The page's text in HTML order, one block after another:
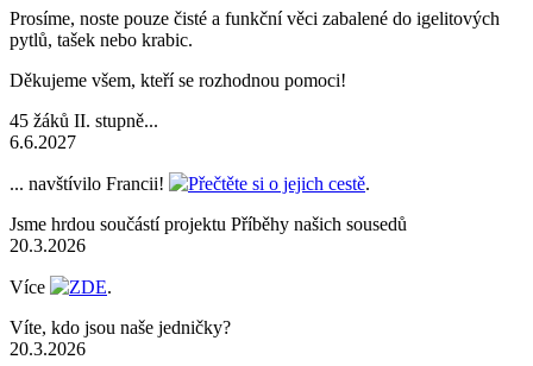
Prosíme, noste pouze čisté a funkční věci zabalené do igelitových
pytlů, tašek nebo krabic.
Děkujeme všem, kteří se rozhodnou pomoci!
45 žáků II. stupně...
6.6.2027
... navštívilo Francii! Přečtěte si o jejich cestě.
Jsme hrdou součástí projektu Příběhy našich sousedů
20.3.2026
Více ZDE.
Víte, kdo jsou naše jedničky?
20.3.2026